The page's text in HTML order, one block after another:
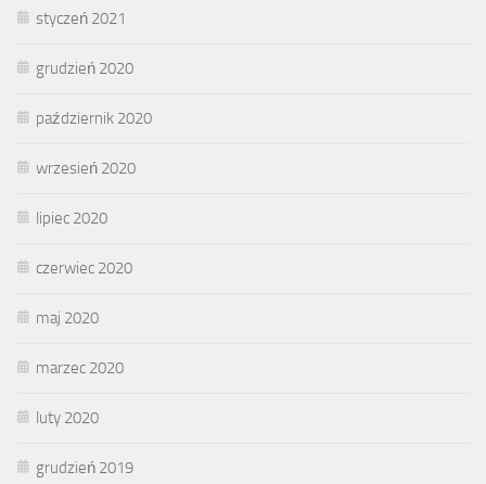
styczeń 2021
grudzień 2020
październik 2020
wrzesień 2020
lipiec 2020
czerwiec 2020
maj 2020
marzec 2020
luty 2020
grudzień 2019